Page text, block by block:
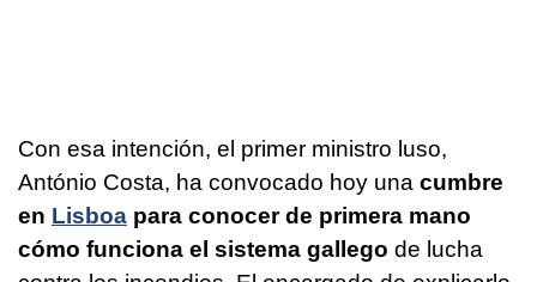
Con esa intención, el primer ministro luso,
António Costa, ha convocado hoy una cumbre
en Lisboa para conocer de primera mano
cómo funciona el sistema gallego de lucha